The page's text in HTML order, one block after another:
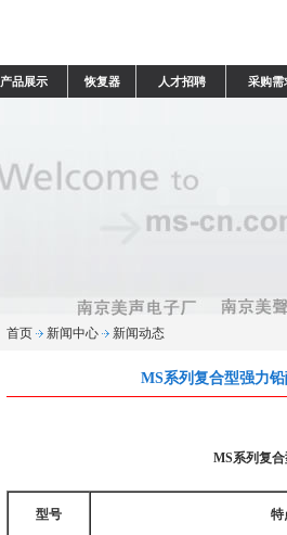
产品展示 恢复器 人才招聘 采购需
首页 新闻中心 新闻动态
MS系列复合型强力
MS系列复
型号 特